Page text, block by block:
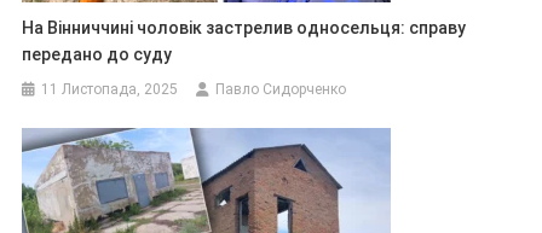
На Вінниччині чоловік застрелив односельця: справу
передано до суду
11 Листопада, 2025 Павло Сидорченко